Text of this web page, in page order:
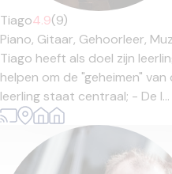
Tiago4.9(9)
Piano, Gitaar, Gehoorleer,
Tiago heeft als doel zijn
helpen om de "geheimen"
leerling staat centraal; - De l...